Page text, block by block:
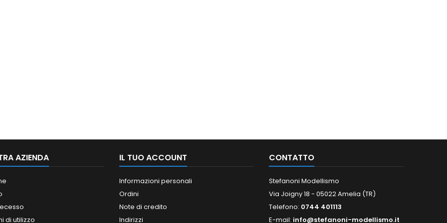
AZIENDA
di utilizzo
IL TUO ACCOUNT
Informazioni personali
Ordini
Note di credito
Indirizzi
CONTATTO
Stefanoni Modellismo
Via Joigny 18 - 05022 Amelia (TR)
Telefono: 0744 401113
E-mail: info@stefanoni-modellismo.it